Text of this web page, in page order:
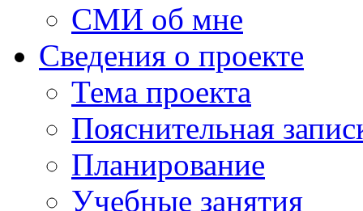
СМИ об мне
Сведения о проекте
Тема проекта
Пояснительная
Планирование
Учебные занятия